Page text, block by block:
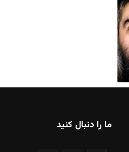
ما را دنبال کنید